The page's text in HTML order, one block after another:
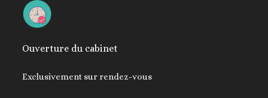
Ouverture du cabinet
Exclusivement sur rendez-vous